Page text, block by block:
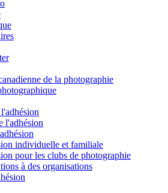
de la photographie
l'adhésion
individuelle et familiale
pour les clubs de photographie
à des organisations